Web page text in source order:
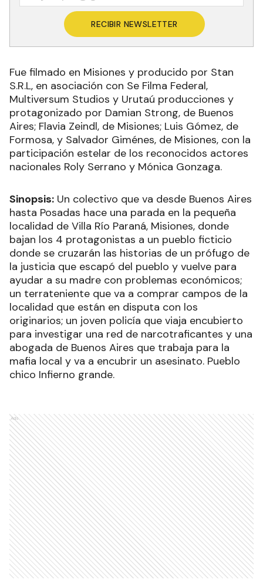
RECIBIR NEWSLETTER
Fue filmado en Misiones y producido por Stan
S.R.L, en asociación con Se Filma Federal,
Multiversum Studios y Urutaú producciones y
protagonizado por Damian Strong, de Buenos
Aires; Flavia Zeindl, de Misiones; Luis Gómez, de
Formosa, y Salvador Giménes, de Misiones, con la
participación estelar de los reconocidos actores
nacionales Roly Serrano y Mónica Gonzaga.
Sinopsis: Un colectivo que va desde Buenos Aires
hasta Posadas hace una parada en la pequeña
localidad de Villa Río Paraná, Misiones, donde
bajan los 4 protagonistas a un pueblo ficticio
donde se cruzarán las historias de un prófugo de
la justicia que escapó del pueblo y vuelve para
ayudar a su madre con problemas económicos;
un terrateniente que va a comprar campos de la
localidad que están en disputa con los
originarios; un joven policía que viaja encubierto
para investigar una red de narcotraficantes y una
abogada de Buenos Aires que trabaja para la
mafia local y va a encubrir un asesinato. Pueblo
chico Infierno grande.
Ads